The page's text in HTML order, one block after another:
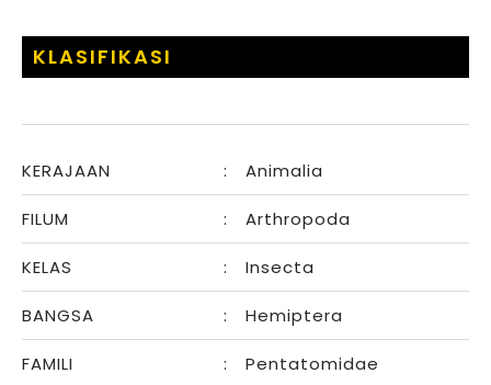
KLASIFIKASI
KERAJAAN : Animalia
FILUM : Arthropoda
KELAS : Insecta
BANGSA : Hemiptera
FAMILI : Pentatomidae